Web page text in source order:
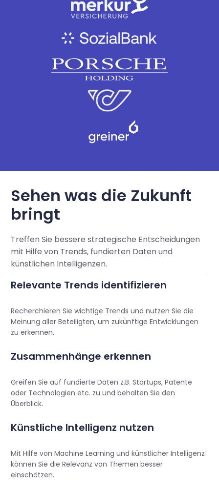
Sehen was die Zukunft
bringt
Treffen Sie bessere strategische Entscheidungen
mit Hilfe von Trends, fundierten Daten und
künstlichen Intelligenzen.
Relevante Trends identifizieren
Recherchieren Sie wichtige Trends und nutzen Sie die
Meinung aller Beteiligten, um zukünftige Entwicklungen
zu erkennen.
Zusammenhänge erkennen
Greifen Sie auf fundierte Daten z.B. Startups, Patente
oder Technologien etc. zu und behalten Sie den
Überblick.
Künstliche Intelligenz nutzen
Mit Hilfe von Machine Learning und künstlicher Intelligenz
können Sie die Relevanz von Themen besser
einschätzen.